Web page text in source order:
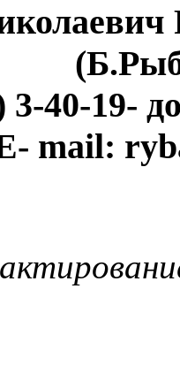
3-40-19-
mail: